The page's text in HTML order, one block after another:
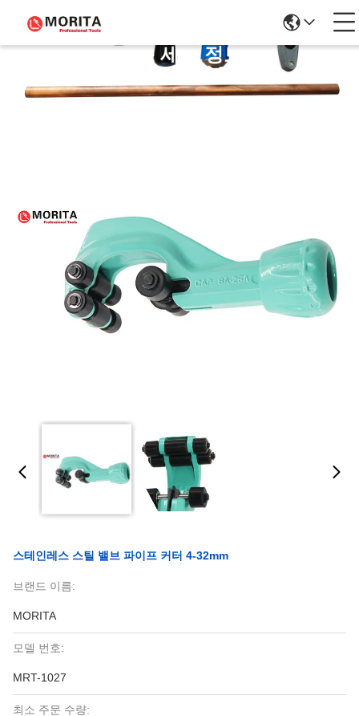
제품 세부 정보
스테인레스 스틸 밸브 파이프 커터 4-32mm
브랜드 이름:
MORITA
모델 번호:
MRT-1027
최소 주문 수량: